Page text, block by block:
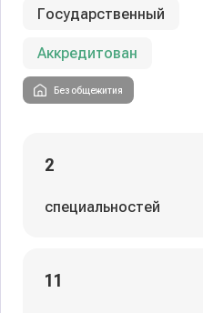
Государственный
Аккредитован
Без общежития
2
специальностей
11